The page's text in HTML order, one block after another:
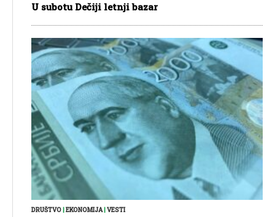
U subotu Dečiji letnji bazar
DRUŠTVO EKONOMIJA| VESTI